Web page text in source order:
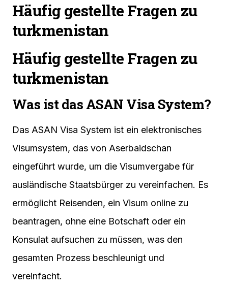
Häufig gestellte Fragen zu
turkmenistan
Häufig gestellte Fragen zu
turkmenistan
Was ist das ASAN Visa System?
Das ASAN Visa System ist ein elektronisches
Visumsystem, das von Aserbaidschan
eingeführt wurde, um die Visumvergabe für
ausländische Staatsbürger zu vereinfachen. Es
ermöglicht Reisenden, ein Visum online zu
beantragen, ohne eine Botschaft oder ein
Konsulat aufsuchen zu müssen, was den
gesamten Prozess beschleunigt und
vereinfacht.